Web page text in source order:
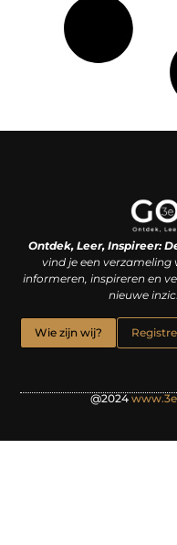
Ontdek, Leer, Inspireer:
vind je een verzameling
informeren, inspireren en
nieuwe
Wie zijn wij?
@2024